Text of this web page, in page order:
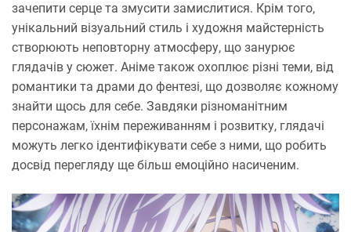
зачепити серце та змусити замислитися. Крім того,
унікальний візуальний стиль і художня майстерність
створюють неповторну атмосферу, що занурює
глядачів у сюжет. Аніме також охоплює різні теми, від
романтики та драми до фентезі, що дозволяє кожному
знайти щось для себе. Завдяки різноманітним
персонажам, їхнім переживанням і розвитку, глядачі
можуть легко ідентифікувати себе з ними, що робить
досвід перегляду ще більш емоційно насиченим.